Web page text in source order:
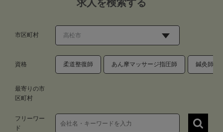
求人を検索する
市区町村
資格 柔道整復師 あん摩マッサージ指圧師 鍼灸師
最寄りの市
区町村
フリーワー
ド